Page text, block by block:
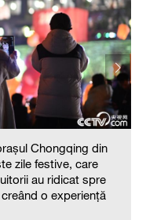
Chongqing din
zile festive, care
au ridicat spre
o experiență